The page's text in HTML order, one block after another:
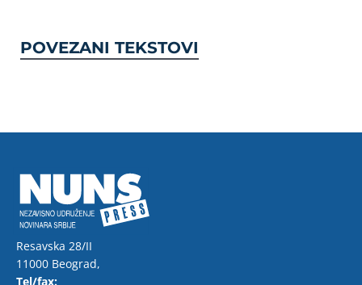
POVEZANI TEKSTOVI
Resavska 28/II
11000 Beograd,
Tel/fax: